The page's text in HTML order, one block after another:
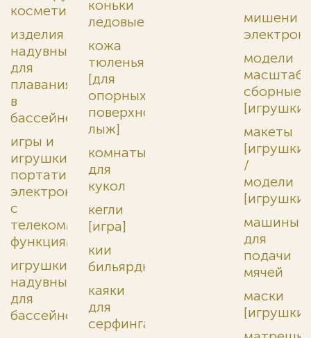
косметику
изделия
надувные
для
плавания
в
бассейне
игры и
игрушки
портативные
электронные
с
телекоммуникационными
функциями
игрушки
надувные
для
бассейнов
коньки
ледовые
кожа
тюленья
[для
опорных
поверхностей
лыж]
комнаты
для
кукол
кегли
[игра]
кии
бильярдные
каяки
для
серфинга
мишени
модели
сборные
[игрушки]
макеты
[игрушки]
/
модели
[игрушки]
машины
для
подачи
мячей
маски
[игрушки]